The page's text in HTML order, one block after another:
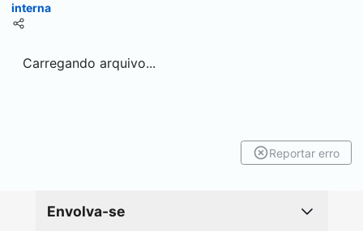
interna
Carregando arquivo...
Reportar erro
Envolva-se